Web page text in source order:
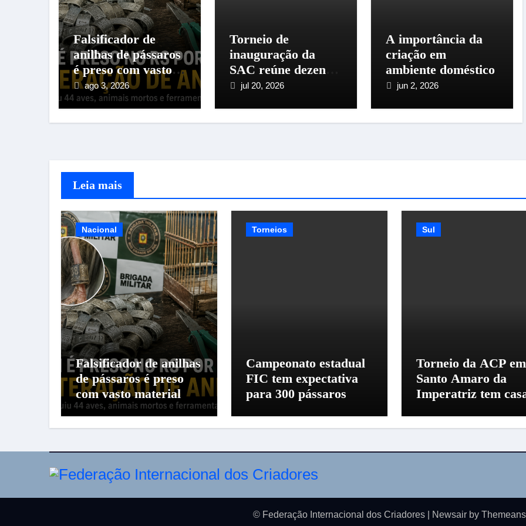
Falsificador de
anilhas de pássaros
é preso com vasto
material
ago 3, 2026
Torneio de
inauguração da
SAC reúne dezenas
de criadores em
jul 20, 2026
A importância da
criação em
ambiente doméstico
jun 2, 2026
Leia mais
Nacional
Falsificador de anilhas
de pássaros é preso
com vasto material
Torneios
Campeonato estadual
FIC tem expectativa
para 300 pássaros
Sul
Torneio da ACP em
Santo Amaro da
Imperatriz tem
© Federação Internacional dos Criadores Newsair by